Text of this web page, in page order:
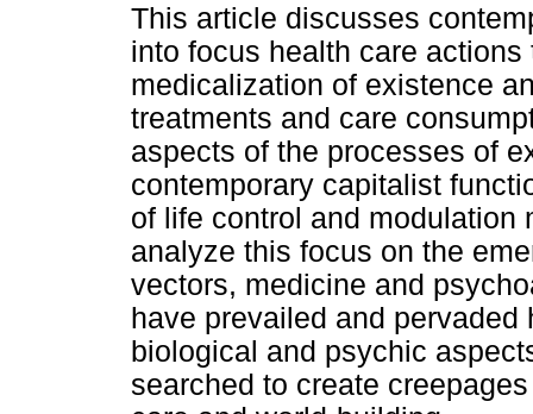
This article discusses
into focus health care
medicalization of existence
treatments and care
aspects of the processes of
contemporary capitalist
of life control and modulation
analyze this focus on the
vectors, medicine and
have prevailed and
biological and psychic
searched to create